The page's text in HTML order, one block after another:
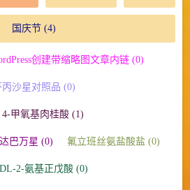
国庆节(4)
创建带缩略图文章内链 (0)
丙沙星对照品 (0)
4-甲氧基肉桂酸 (1)
达巴万星 (0) 氟立班丝氨盐酸盐 (0)
DL-2-氨基正戊酸 (0)